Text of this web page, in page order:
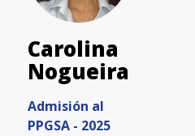
Carolina
Nogueira
Admisión al
PPGSA - 2025